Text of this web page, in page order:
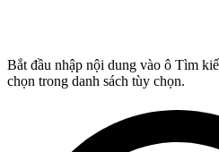
Bắt đầu nhập nội dung vào ô Tìm
chọn trong danh sách tùy chọn.